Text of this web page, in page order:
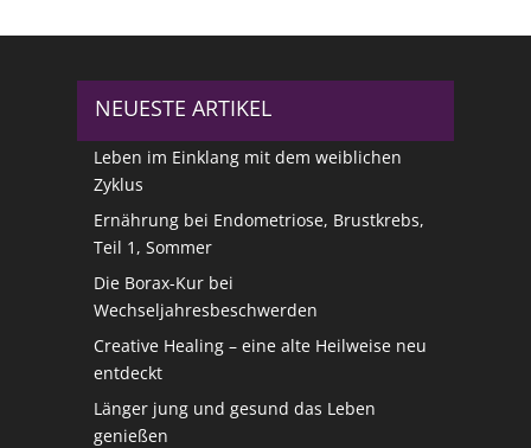
NEUESTE ARTIKEL
Leben im Einklang mit dem weiblichen
Zyklus
Ernährung bei Endometriose, Brustkrebs,
Teil 1, Sommer
Die Borax-Kur bei
Wechseljahresbeschwerden
Creative Healing – eine alte Heilweise neu
entdeckt
Länger jung und gesund das Leben
genießen